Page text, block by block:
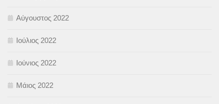
Αύγουστος 2022
Ιούλιος 2022
Ιούνιος 2022
Μάιος 2022